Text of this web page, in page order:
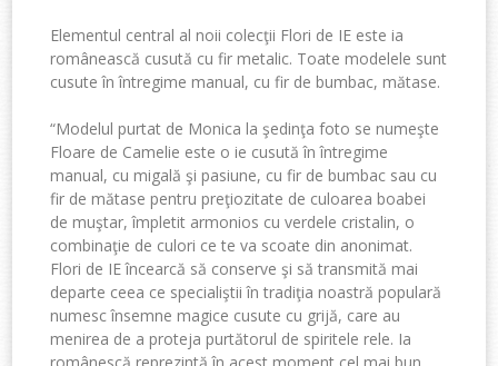
Elementul central al noii colecţii Flori de IE este ia
românească cusută cu fir metalic. Toate modelele sunt
cusute în întregime manual, cu fir de bumbac, mătase.
“Modelul purtat de Monica la şedinţa foto se numeşte
Floare de Camelie este o ie cusută în întregime
manual, cu migală şi pasiune, cu fir de bumbac sau cu
fir de mătase pentru preţiozitate de culoarea boabei
de muştar, împletit armonios cu verdele cristalin, o
combinaţie de culori ce te va scoate din anonimat.
Flori de IE încearcă să conserve şi să transmită mai
departe ceea ce specialiştii în tradiţia noastră populară
numesc însemne magice cusute cu grijă, care au
menirea de a proteja purtătorul de spiritele rele. Ia